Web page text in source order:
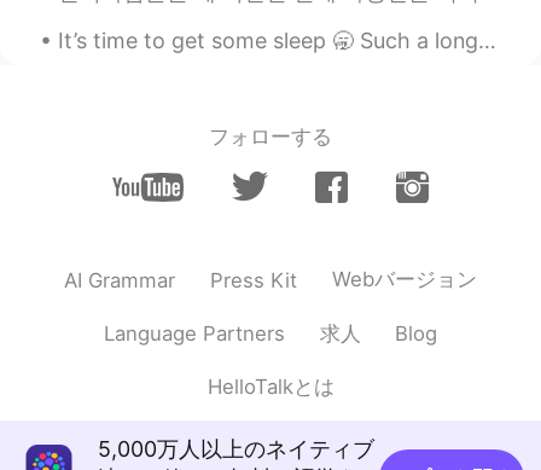
It’s time to get some sleep 🥱 Such a long hard day working but now it’s time for bed 🛌 Leave m...
フォローする
AI Grammar Press Kit Webバージョン
Language Partners 求人 Blog
HelloTalkとは
5,000万人以上のネイティブ